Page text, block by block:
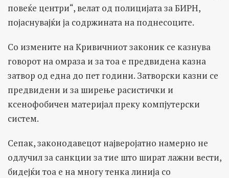
повеќе центри“, велат од полицијата за БИРН,
појаснувајќи ја содржината на поднесоците.
Со измените на Кривичниот законик се казнува
говорот на омраза и за тоа е предвидена казна
затвор од една до пет години. Затворски казни се
предвидени и за ширење расистички и
ксенофобичен материјал преку компјутерски
систем.
Сепак, законодавецот најверојатно намерно не
одлучил за санкции за тие што шират лажни вести,
бидејќи тоа е на многу тенка линија со